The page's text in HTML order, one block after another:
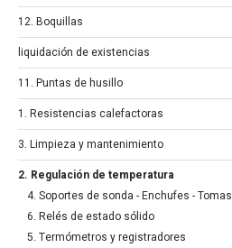
12. Boquillas
liquidación de existencias
11. Puntas de husillo
1. Resistencias calefactoras
3. Limpieza y mantenimiento
2. Regulación de temperatura
4. Soportes de sonda - Enchufes - Tomas
6. Relés de estado sólido
5. Termómetros y registradores